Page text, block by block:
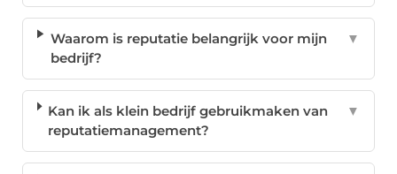
Waarom is reputatie belangrijk voor mijn
bedrijf?
▼
Kan ik als klein bedrijf gebruikmaken van
reputatiemanagement?
▼